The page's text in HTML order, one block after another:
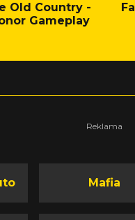
Old Country -
Gameplay
Mafia